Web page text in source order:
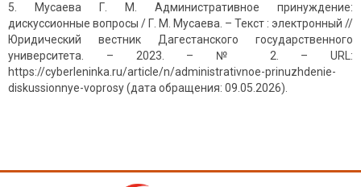
Мусаева Г. М. Административное принуждение:
дискуссионные вопросы / Г. М. Мусаева. – Текст : электронный //
Юридический вестник Дагестанского государственного
университета. – 2023. – № 2. – URL:
https://cyberleninka.ru/article/n/administrativnoe-prinuzhdenie-
diskussionnye-voprosy (дата обращения: 09.05.2026).